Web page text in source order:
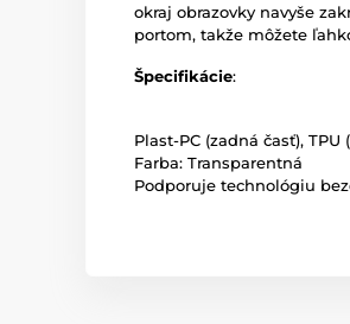
okraj obrazovky navyše
portom, takže môžete
Špecifikácie:
Plast-PC (zadná časť), TPU
Farba: Transparentná
Podporuje technológiu